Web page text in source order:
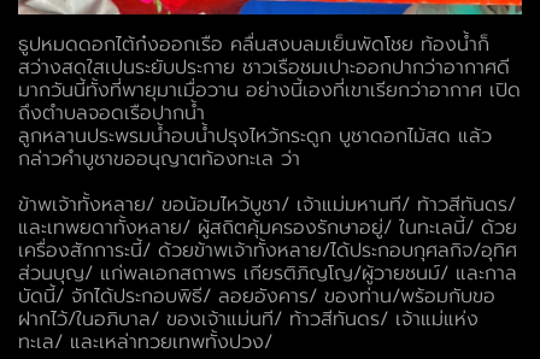
ธูปหมดดอกไต้ก๋งออกเรือ คลื่นสงบลมเย็นพัดโชย ท้องน้ำก็
สว่างสดใสเปนระยับประกาย ชาวเรือชมเปาะออกปากว่าอากาศดี
มากวันนี้ทั้งที่พายุมาเมื่อวาน อย่างนี้เองที่เขาเรียกว่าอากาศ เปิด
ถึงตำบลจอดเรือปากน้ำ
ลูกหลานประพรมน้ำอบน้ำปรุงไหว้กระดูก บูชาดอกไม้สด แล้ว
กล่าวคำบูชาขออนุญาตท้องทะเล ว่า
ข้าพเจ้าทั้งหลาย/ ขอน้อมไหว้บูชา/ เจ้าแม่มหานที/ ท้าวสีทันดร/
และเทพยดาทั้งหลาย/ ผู้สถิตคุ้มครองรักษาอยู่/ ในทะเลนี้/ ด้วย
เครื่องสักการะนี้/ ด้วยข้าพเจ้าทั้งหลาย/ได้ประกอบกุศลกิจ/อุทิศ
ส่วนบุญ/ แก่พลเอกสถาพร เกียรติภิญโญ/ผู้วายชนม์/ และกาล
บัดนี้/ จักได้ประกอบพิธี/ ลอยอังคาร/ ของท่าน/พร้อมกับขอ
ฝากไว้/ในอภิบาล/ ของเจ้าแม่นที/ ท้าวสีทันดร/ เจ้าแม่แห่ง
ทะเล/ และเหล่าทวยเทพทั้งปวง/